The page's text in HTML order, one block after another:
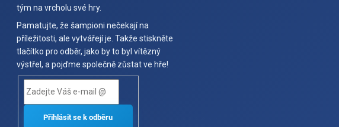
tým na vrcholu své hry.
Pamatujte, že šampioni nečekají na
příležitosti, ale vytvářejí je. Takže stiskněte
tlačítko pro odběr, jako by to byl vítězný
výstřel, a pojďme společně zůstat ve hře!